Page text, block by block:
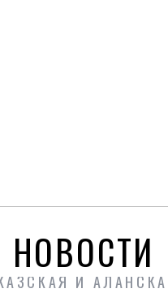
НОВОСТИ
И